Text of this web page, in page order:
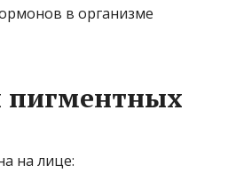
в организме
пигментных
на лице: